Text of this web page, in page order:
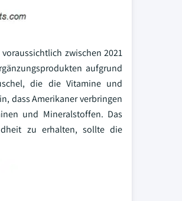
zwischen 2021
aufgrund
die die Vitamine und
dass Amerikaner verbringen
und Mineralstoffen. Das
zu erhalten, sollte die